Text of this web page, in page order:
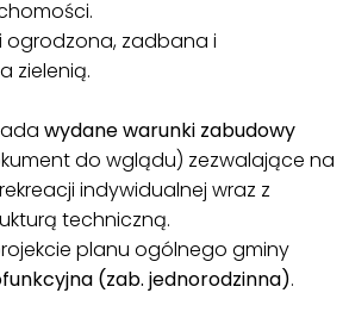
ogrodzona, zadbana i
zielenią.
wydane warunki zabudowy
do wglądu) zezwalające na
indywidualnej wraz z
techniczną.
planu ogólnego gminy
(zab. jednorodzinna).